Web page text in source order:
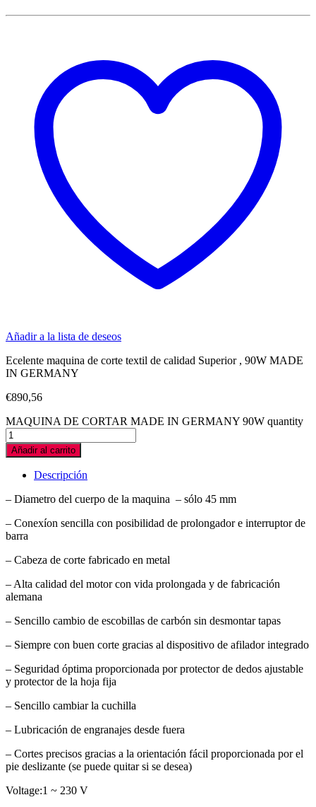
Añadir a la lista de deseos
Ecelente maquina de corte textil de calidad Superior , 90W MADE
IN GERMANY
€890,56
MAQUINA DE CORTAR MADE IN GERMANY 90W quantity
Añadir al carrito
Descripción
– Diametro del cuerpo de la maquina – sólo 45 mm
– Conexíon sencilla con posibilidad de prolongador e interruptor de
barra
– Cabeza de corte fabricado en metal
– Alta calidad del motor con vida prolongada y de fabricación
alemana
– Sencillo cambio de escobillas de carbón sin desmontar tapas
– Siempre con buen corte gracias al dispositivo de afilador integrado
– Seguridad óptima proporcionada por protector de dedos ajustable
y protector de la hoja fija
– Sencillo cambiar la cuchilla
– Lubricación de engranajes desde fuera
– Cortes precisos gracias a la orientación fácil proporcionada por el
pie deslizante (se puede quitar si se desea)
Voltage:1 ~ 230 V